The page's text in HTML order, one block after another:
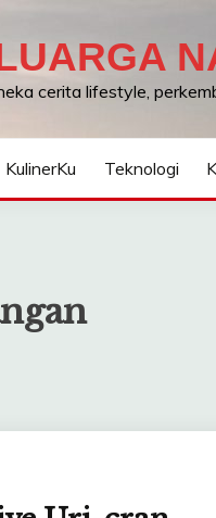
cerita lifestyle,
KulinerKu Teknologi